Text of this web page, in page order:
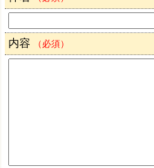
内容 （必須）